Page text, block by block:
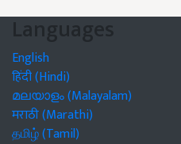
Languages
English
हिंदी (Hindi)
മലയാളം (Malayalam)
मराठी (Marathi)
தமிழ் (Tamil)